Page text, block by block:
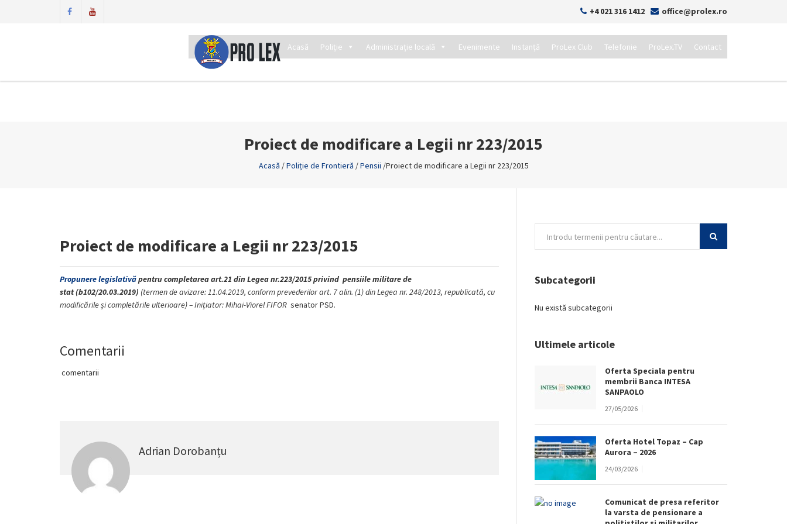
+4 021 316 1412 office@prolex.ro
Acasă Poliție Administrație locală Evenimente Instanță ProLex Club Telefonie ProLex.TV Contact
Proiect de modificare a Legii nr 223/2015
Acasă /Poliție de Frontieră /Pensii /Proiect de modificare a Legii nr 223/2015
Proiect de modificare a Legii nr 223/2015
Propunere legislativăpentrucompletarea art.21 din Legea nr.223/2015 privind pensiile militare de
stat(b102/20.03.2019) (termen de avizare: 11.04.2019, conform prevederilor art. 7 alin. (1) din Legea nr. 248/2013, republicată, cu
modificările și completările ulterioare) – Inițiator: Mihai-Viorel FIFOR senator PSD.
Comentarii
comentarii
Adrian Dorobanțu
Subcategorii
Nu există subcategorii
Ultimele articole
Oferta Speciala pentru
membrii Banca INTESA
SANPAOLO
27/05/2026
Oferta Hotel Topaz – Cap
Aurora – 2026
24/03/2026
Comunicat de presa referitor
la varsta de pensionare a